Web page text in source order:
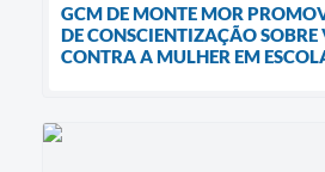
GCM DE MONTE MOR
DE CONSCIENTIZAÇÃO
CONTRA A MULHER EM